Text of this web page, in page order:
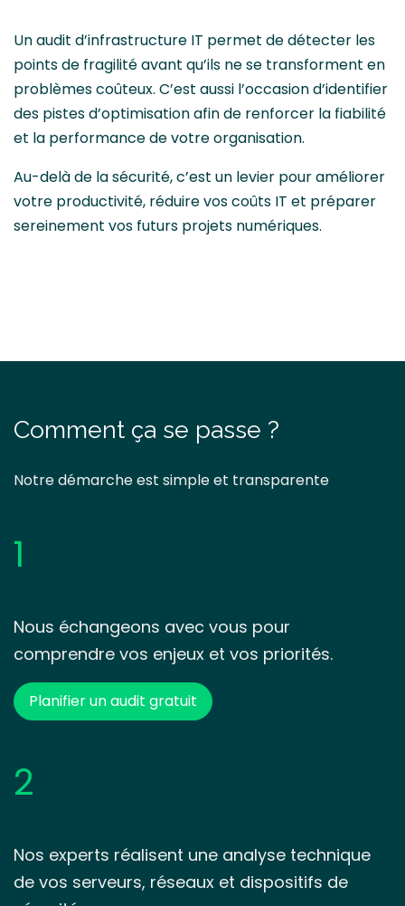
Un audit d’infrastructure IT permet de détecter les
points de fragilité avant qu’ils ne se transforment en
problèmes coûteux. C’est aussi l’occasion d’identifier
des pistes d’optimisation afin de renforcer la fiabilité
et la performance de votre organisation.
Au-delà de la sécurité, c’est un levier pour améliorer
votre productivité, réduire vos coûts IT et préparer
sereinement vos futurs projets numériques.
Comment ça se passe ?
Notre démarche est simple et transparente
1
Nous échangeons avec vous pour
comprendre vos enjeux et vos priorités.
Planifier un audit gratuit
2
Nos experts réalisent une analyse technique
de vos serveurs, réseaux et dispositifs de